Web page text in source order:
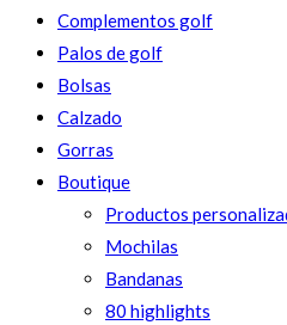
Complementos golf
Palos de golf
Bolsas
Calzado
Gorras
Boutique
Productos
Mochilas
Bandanas
80 highlights